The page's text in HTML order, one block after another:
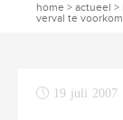
home > actueel >
verval te
19 juli 2007